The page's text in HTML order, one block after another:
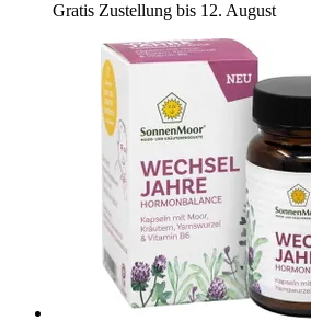
Gratis Zustellung bis 12. August